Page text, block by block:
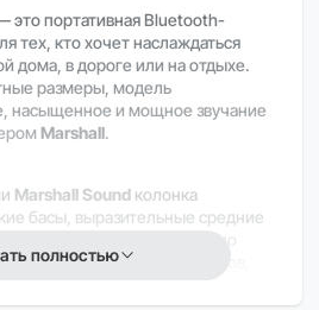
это портативная Bluetooth-
тех, кто хочет наслаждаться
дома, в дороге или на отдыхе.
размеры, модель
насыщенное и мощное звучание
Marshall.
Marshall Sound колонка
басы, выразительные средние
ноты.
музыки разных жанров,
полностью